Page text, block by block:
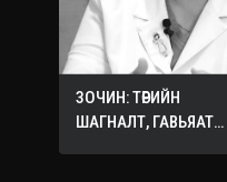
ЗОЧИН: ТӨРИЙН
ШАГНАЛТ, ГАВЬЯАТ